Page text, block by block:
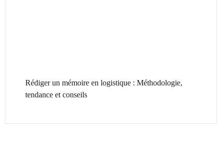
Rédiger un mémoire en logistique : Méthodologie,
tendance et conseils